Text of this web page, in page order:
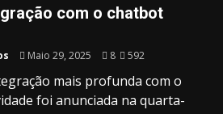
com o chatbot
Maio 29, 2025 8 592
mais profunda com o
foi anunciada na quarta-